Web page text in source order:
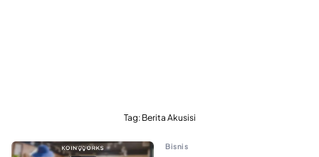
Tag: Berita Akusisi
Bisnis